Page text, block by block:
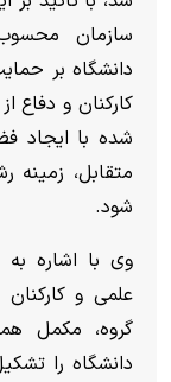
سازمان
دانشگاه بر
کارکنان و دفاع
شده با ایجاد
متقابل،
شود.
وی با اشاره
علمی و
گروه، مکمل
دانشگاه را